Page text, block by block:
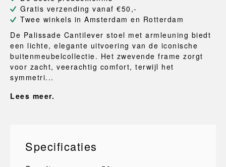
Gratis verzending vanaf €50,-
Twee winkels in Amsterdam en Rotterdam
De Palissade Cantilever stoel met armleuning biedt
een lichte, elegante uitvoering van de iconische
buitenmeubelcollectie. Het zwevende frame zorgt
voor zacht, veerachtig comfort, terwijl het
symmetri...
Lees meer.
Specificaties